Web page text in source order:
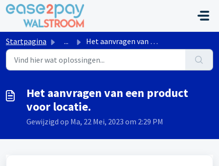
Doorgaan naar hoofdinhoud
Startpagina ... Het aanvragen van een product voor locatie.
Het aanvragen van een product
voor locatie.
Gewijzigd op Ma, 22 Mei, 2023 om 2:29 PM